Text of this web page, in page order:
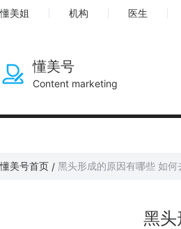
懂美姐 机构 医生
懂美号
Content marketing
懂美号首页 / 黑头形成的原因有哪些 如何
黑